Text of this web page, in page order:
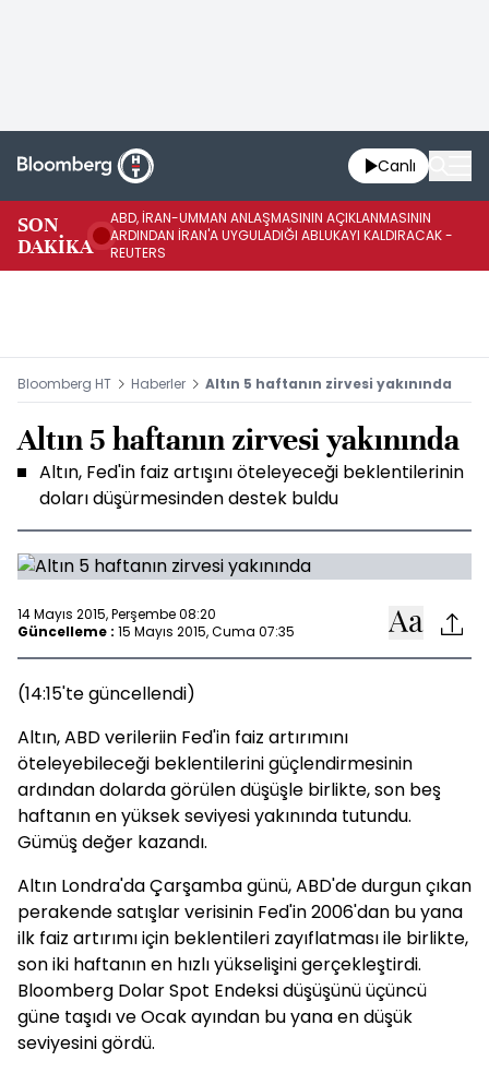
Canlı
SON
DAKİKA
ABD, İRAN-UMMAN ANLAŞMASININ AÇIKLANMASININ
ARDINDAN İRAN'A UYGULADIĞI ABLUKAYI KALDIRACAK -
REUTERS
Bloomberg HT Haberler Altın 5 haftanın zirvesi yakınında
Altın 5 haftanın zirvesi yakınında
Altın, Fed'in faiz artışını öteleyeceği beklentilerinin
doları düşürmesinden destek buldu
14 Mayıs 2015, Perşembe 08:20
Güncelleme : 15 Mayıs 2015, Cuma 07:35
(14:15'te güncellendi)
Altın, ABD verileriin Fed'in faiz artırımını
öteleyebileceği beklentilerini güçlendirmesinin
ardından dolarda görülen düşüşle birlikte, son beş
haftanın en yüksek seviyesi yakınında tutundu.
Gümüş değer kazandı.
Altın Londra'da Çarşamba günü, ABD'de durgun çıkan
perakende satışlar verisinin Fed'in 2006'dan bu yana
ilk faiz artırımı için beklentileri zayıflatması ile birlikte,
son iki haftanın en hızlı yükselişini gerçekleştirdi.
Bloomberg Dolar Spot Endeksi düşüşünü üçüncü
güne taşıdı ve Ocak ayından bu yana en düşük
seviyesini gördü.